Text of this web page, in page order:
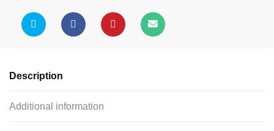
Rabatabile
(2000x1000
quantity
Description
Additional information